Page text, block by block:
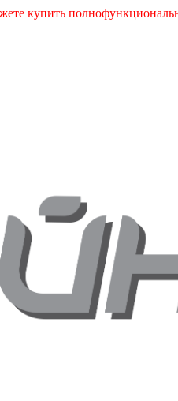
купить